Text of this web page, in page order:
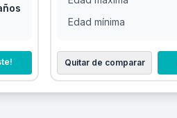
Edad mínima
Quitar de comparar